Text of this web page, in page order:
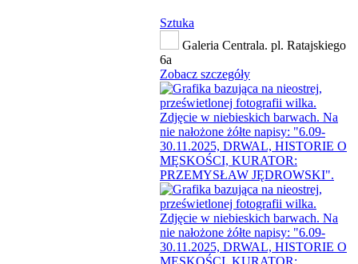
Sztuka
Galeria Centrala. pl. Ratajskiego
6a
Zobacz szczegóły